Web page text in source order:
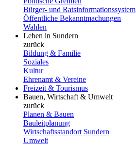
Bürger- und Ratsinformationssystem
Öffentliche Bekanntmachungen
Wahlen
Leben in Sundern
zurück
Bildung & Familie
Soziales
Kultur
Ehrenamt & Vereine
Freizeit & Tourismus
Bauen, Wirtschaft & Umwelt
zurück
Planen & Bauen
Bauleitplanung
Wirtschaftsstandort Sundern
Umwelt